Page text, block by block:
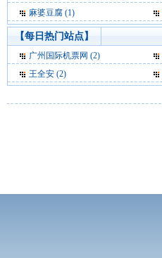
麻婆豆腐 (1)
【每日热门站点】
广州国际机票网 (2)
王全安 (2)